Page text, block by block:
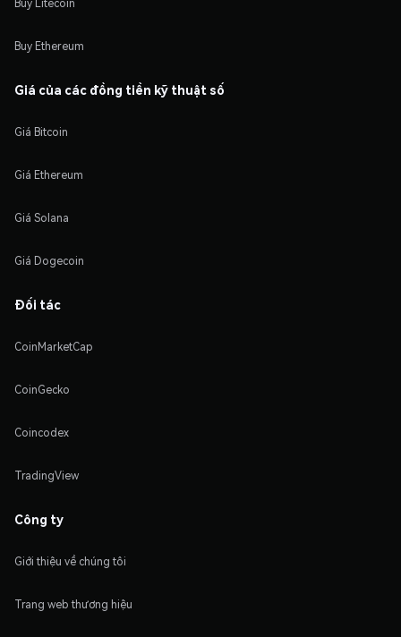
Buy Litecoin
Buy Ethereum
Giá của các đồng tiền kỹ thuật số
Giá Bitcoin
Giá Ethereum
Giá Solana
Giá Dogecoin
Đối tác
CoinMarketCap
CoinGecko
Coincodex
TradingView
Công ty
Giới thiệu về chúng tôi
Trang web thương hiệu